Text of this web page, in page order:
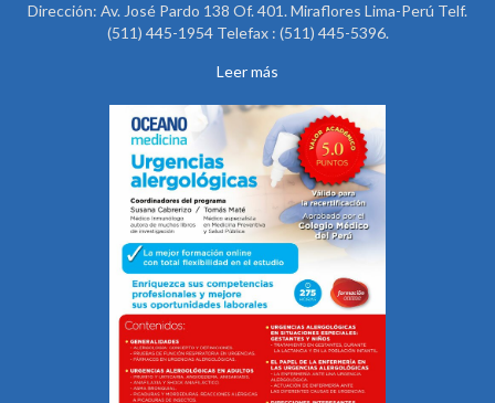
Dirección: Av. José Pardo 138 Of. 401. Miraflores Lima-Perú Telf.
(511) 445-1954 Telefax : (511) 445-5396.
Leer más